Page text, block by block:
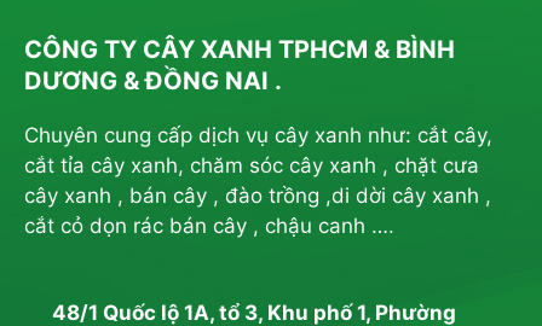
CÔNG TY CÂY XANH TPHCM & BÌNH
DƯƠNG & ĐỒNG NAI .
Chuyên cung cấp dịch vụ cây xanh như: cắt cây,
cắt tỉa cây xanh, chăm sóc cây xanh , chặt cưa
cây xanh , bán cây , đào trồng ,di dời cây xanh ,
cắt cỏ dọn rác bán cây , chậu canh ….
48/1 Quốc lộ 1A, tổ 3, Khu phố 1, Phường